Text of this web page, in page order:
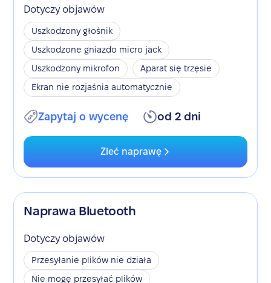
Dotyczy objawów
Uszkodzony głośnik
Uszkodzone gniazdo micro jack
Uszkodzony mikrofon
Aparat się trzęsie
Ekran nie rozjaśnia automatycznie
Zapytaj o wycenę od 2 dni
Zleć naprawę
Naprawa Bluetooth
Dotyczy objawów
Przesyłanie plików nie działa
Nie mogę przesyłać plików